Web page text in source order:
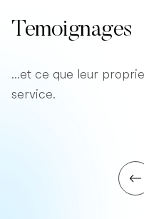
Temoignages
...et ce que leur
service.